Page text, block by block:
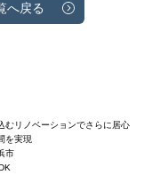
へ戻る
むリノベーションでさらに居心
を実現
市